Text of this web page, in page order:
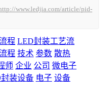
www.ledjia.com/article/pid-
程 LED封装工艺流
程 技术 参数 散热
师 企业 公司 微电子
装设备 电子 设备